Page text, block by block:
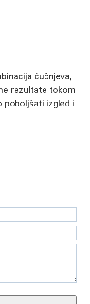
čučnjeva,
rezultate tokom
poboljšati izgled i